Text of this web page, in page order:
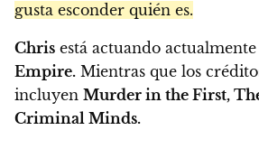
gusta esconder quién es.
Chris está actuando
Empire. Mientras que los
incluyen Murder in the First,
Criminal Minds.